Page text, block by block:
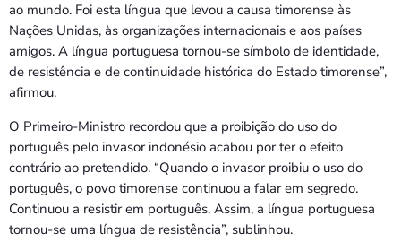
ao mundo. Foi esta língua que levou a causa timorense às
Nações Unidas, às organizações internacionais e aos países
amigos. A língua portuguesa tornou-se símbolo de identidade,
de resistência e de continuidade histórica do Estado timorense”,
afirmou.
O Primeiro-Ministro recordou que a proibição do uso do
português pelo invasor indonésio acabou por ter o efeito
contrário ao pretendido. “Quando o invasor proibiu o uso do
português, o povo timorense continuou a falar em segredo.
Continuou a resistir em português. Assim, a língua portuguesa
tornou-se uma língua de resistência”, sublinhou.